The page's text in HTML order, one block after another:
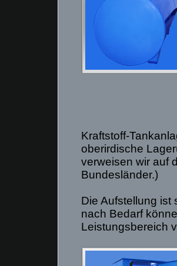
Kraftstoff-
oberirdische
verweisen wir auf
Bundesländer.)
Die Aufstellung ist
nach Bedarf
Leistungsbereich